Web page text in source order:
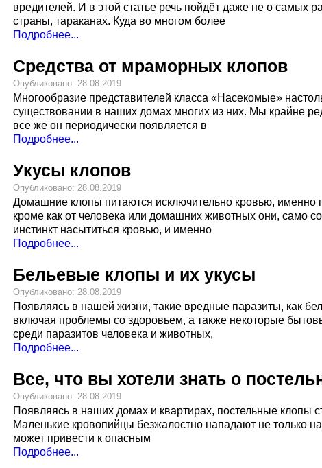
вредителей. И в этой статье речь пойдёт даже не о самых
страны, тараканах. Куда во многом более
Подробнее...
Средства от мраморных клопов
Опубликовано: 28.08.2019
Многообразие представителей класса «Насекомые»
существовании в наших домах многих из них. Мы крайне
все же он периодически появляется в
Подробнее...
Укусы клопов
Опубликовано: 28.08.2019
Домашние клопы питаются исключительно кровью, именно
кроме как от человека или домашних животных они, само
инстинкт насытиться кровью, и именно
Подробнее...
Бельевые клопы и их укусы
Опубликовано: 28.08.2019
Появляясь в нашей жизни, такие вредные паразиты, как
включая проблемы со здоровьем, а также некоторые
среди паразитов человека и животных,
Подробнее...
Все, что вы хотели знать о
Опубликовано: 28.08.2019
Появляясь в наших домах и квартирах, постельные клопы
Маленькие кровопийцы безжалостно нападают не только
может привести к опасным
Подробнее...